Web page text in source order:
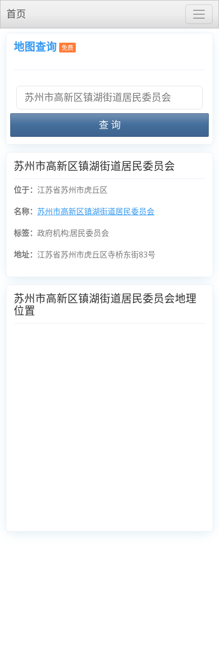
首页
地图查询 免费
查 询
苏州市高新区镇湖街道居民委员会
位于： 江苏省苏州市虎丘区
名称： 苏州市高新区镇湖街道居民委员会
标签： 政府机构;居民委员会
地址： 江苏省苏州市虎丘区寺桥东街83号
苏州市高新区镇湖街道居民委员会地理
位置